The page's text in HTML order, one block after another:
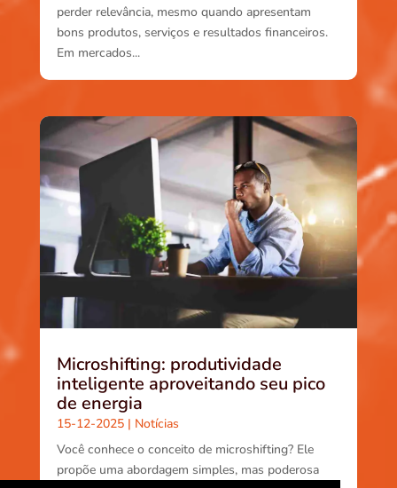
perder relevância, mesmo quando apresentam
bons produtos, serviços e resultados financeiros.
Em mercados...
Microshifting: produtividade
inteligente aproveitando seu pico
de energia
15-12-2025| Notícias
Você conhece o conceito de microshifting? Ele
propõe uma abordagem simples, mas poderosa